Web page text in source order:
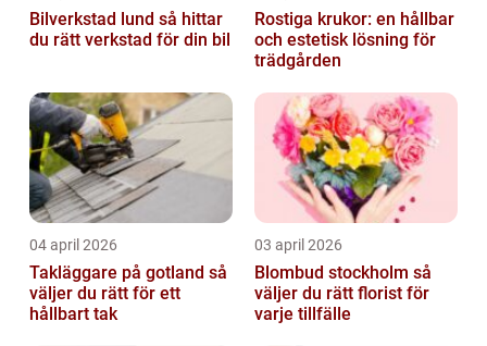
Bilverkstad lund så hittar
du rätt verkstad för din bil
Rostiga krukor: en hållbar
och estetisk lösning för
trädgården
04 april 2026
Takläggare på gotland så
väljer du rätt för ett
hållbart tak
03 april 2026
Blombud stockholm så
väljer du rätt florist för
varje tillfälle